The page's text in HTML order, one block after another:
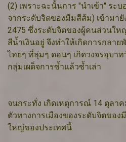
(2) เพราะฉะนั้นการ "นำเข้า" ระ
จากระดับจิตของมีมสีส้ม) เข้ามา
2475 ซึ่งระดับจิตของผู้คนส่วนใ
สีน้ำเงินอยู่ จึงทำให้เกิดการกลา
ไทยๆ ที่ลุ่มๆ ดอนๆ เกิดวงจรอุบา
กลุ่มเผด็จการซ้ำแล้วซ้ำเล่า
จนกระทั่ง เกิดเหตุการณ์ 14 ตุลาค
ตัวทางการเมืองของระดับจิตขอ
ใหญ่ของประเทศนี้